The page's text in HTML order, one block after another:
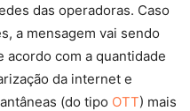
das operadoras. Caso
a mensagem vai sendo
acordo com a quantidade
da internet e
(do tipo OTT) mais